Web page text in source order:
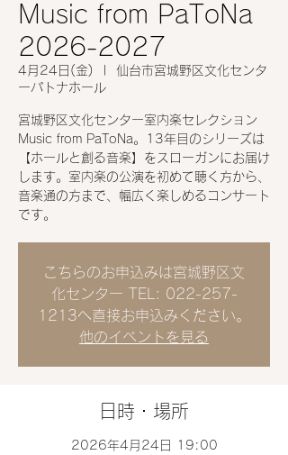
Music from PaToNa
2026-2027
4月24日(金)
仙台市宮城野区文化センタ
ーパトナホール
宮城野区文化センター室内楽セレクション
Music from PaToNa。13年目のシリーズは
【ホールと創る音楽】をスローガンにお届け
します。室内楽の公演を初めて聴く方から、
音楽通の方まで、幅広く楽しめるコンサート
です。
こちらのお申込みは宮城野区文
化センター TEL: 022-257-
1213へ直接お申込みください。
他のイベントを見る
日時・場所
2026年4月24日 19:00